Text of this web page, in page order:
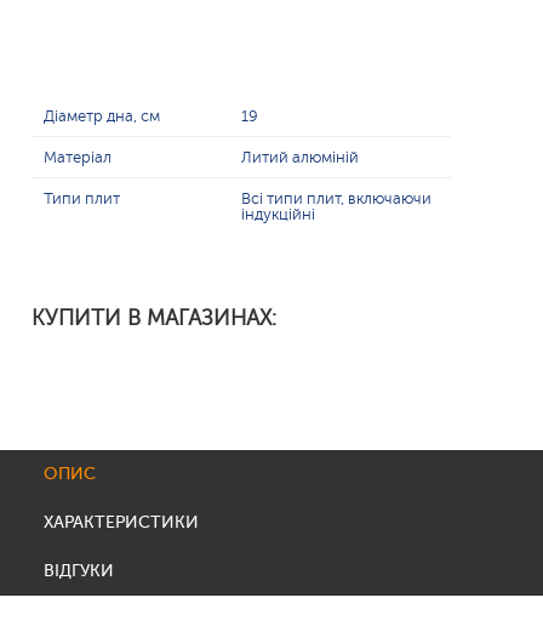
Діаметр дна, см 19
Матеріал Литий алюміній
Типи плит
Всі типи плит, включаючи
індукційні
КУПИТИ В МАГАЗИНАХ:
ОПИС
ХАРАКТЕРИСТИКИ
ВІДГУКИ